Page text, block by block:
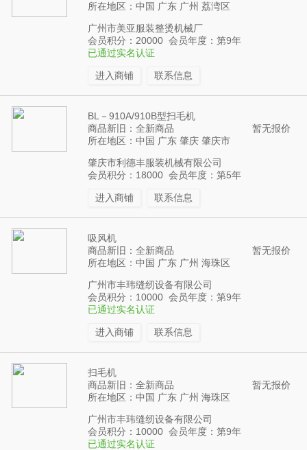
所在地区：中国 广东 广州 荔湾区
广州市美亚服装整烫机械厂
会员积分：20000 会员年度：第9年
已通过实名认证
进入商铺 联系信息
BL－910A/910B型扫毛机
商品新旧：全新商品
所在地区：中国 广东 肇庆 肇庆市
暂无报价
肇庆市利德丰服装机械有限公司
会员积分：18000 会员年度：第5年
进入商铺 联系信息
吸风机
商品新旧：全新商品
所在地区：中国 广东 广州 海珠区
暂无报价
广州市丰玮缝纫设备有限公司
会员积分：10000 会员年度：第9年
已通过实名认证
进入商铺 联系信息
扫毛机
商品新旧：全新商品
所在地区：中国 广东 广州 海珠区
暂无报价
广州市丰玮缝纫设备有限公司
会员积分：10000 会员年度：第9年
已通过实名认证